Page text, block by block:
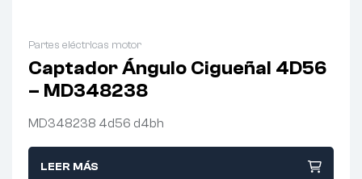
Partes eléctricas motor
Captador Ángulo Cigueñal 4D56
– MD348238
MD348238 4d56 d4bh
LEER MÁS